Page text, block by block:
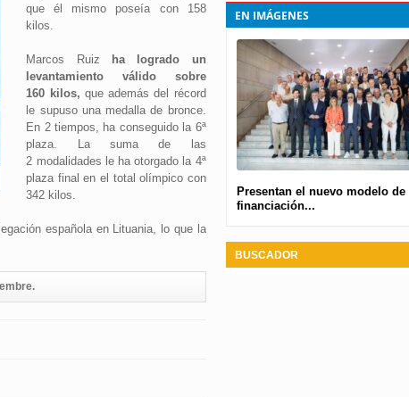
que él mismo poseía con 158
kilos.
Marcos Ruiz
ha logrado un
levantamiento válido sobre
160 kilos, que además del récord
le supuso una medalla de bronce.
En 2 tiempos, ha conseguido la 6ª
plaza. La suma de las
2 modalidades le ha otorgado la 4ª
plaza final en el total olímpico con
342 kilos.
española en Lituania, lo que la
EN IMÁGENES
Presentan el nuevo modelo de
financiación...
BUSCADOR